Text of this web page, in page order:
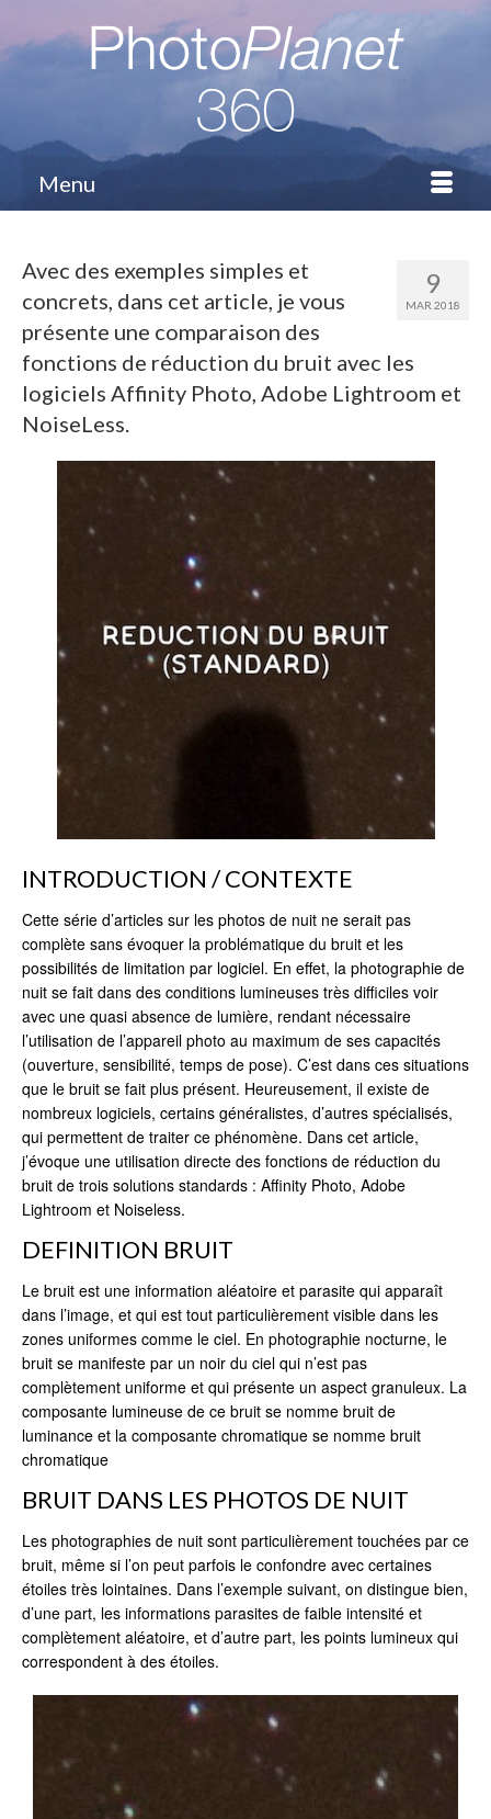
Menu
9
MAR 2018
Avec des exemples simples et
concrets, dans cet article, je vous
présente une comparaison des
fonctions de réduction du bruit avec les
logiciels Affinity Photo, Adobe Lightroom et
NoiseLess.
INTRODUCTION / CONTEXTE
Cette série d’articles sur les photos de nuit ne serait pas
complète sans évoquer la problématique du bruit et les
possibilités de limitation par logiciel. En effet, la photographie de
nuit se fait dans des conditions lumineuses très difficiles voir
avec une quasi absence de lumière, rendant nécessaire
l’utilisation de l’appareil photo au maximum de ses capacités
(ouverture, sensibilité, temps de pose). C’est dans ces situations
que le bruit se fait plus présent. Heureusement, il existe de
nombreux logiciels, certains généralistes, d’autres spécialisés,
qui permettent de traiter ce phénomène. Dans cet article,
j’évoque une utilisation directe des fonctions de réduction du
bruit de trois solutions standards : Affinity Photo, Adobe
Lightroom et Noiseless.
DEFINITION BRUIT
Le bruit est une information aléatoire et parasite qui apparaît
dans l’image, et qui est tout particulièrement visible dans les
zones uniformes comme le ciel. En photographie nocturne, le
bruit se manifeste par un noir du ciel qui n’est pas
complètement uniforme et qui présente un aspect granuleux. La
composante lumineuse de ce bruit se nomme bruit de
luminance et la composante chromatique se nomme bruit
chromatique
BRUIT DANS LES PHOTOS DE NUIT
Les photographies de nuit sont particulièrement touchées par ce
bruit, même si l’on peut parfois le confondre avec certaines
étoiles très lointaines. Dans l’exemple suivant, on distingue bien,
d’une part, les informations parasites de faible intensité et
complètement aléatoire, et d’autre part, les points lumineux qui
correspondent à des étoiles.